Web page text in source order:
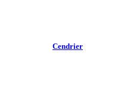
Cendrier